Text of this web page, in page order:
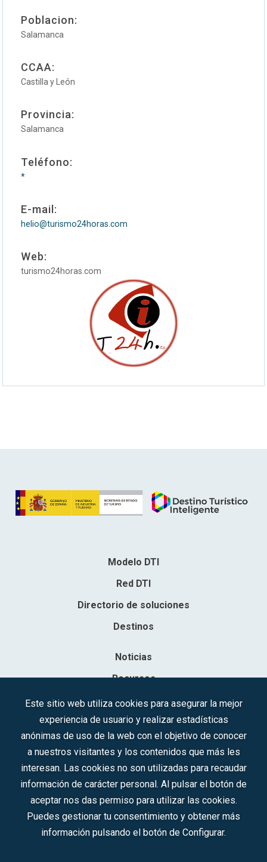
Poblacion:
Salamanca
CCAA:
Castilla y León
Provincia:
Salamanca
Teléfono:
*
E-mail:
helio@turismo24horas.com
Web:
turismo24horas.com
Modelo DTI
Red DTI
Directorio de soluciones
Destinos
Noticias
Recursos
Contacto
Sociedad Mercantil Estatal para la Gestión de la Innovación y las
Síguenos en redes sociales:
Este sitio web utiliza cookies para asegurar la mejor
experiencia de usuario y realizar estadísticas
anónimas de uso de la web con el objetivo de conocer
a nuestros visitantes y los contenidos que más les
interesan. Las cookies no son utilizadas para recaudar
información de carácter personal. Al pulsar el botón de
aceptar nos das permiso para utilizar las cookies.
Puedes gestionar tu consentimiento y obtener más
información pulsando el botón de Configurar.